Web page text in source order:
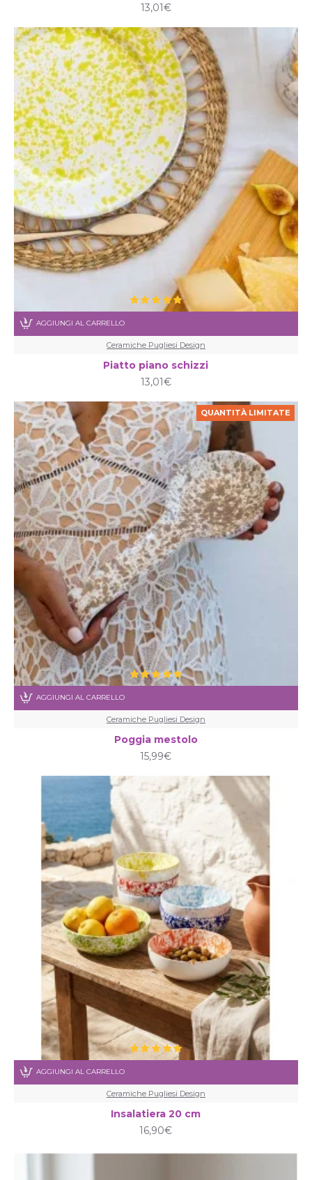
13,01€
Ceramiche Pugliesi Design
Piatto piano schizzi
13,01€
AGGIUNGI AL CARRELLO
QUANTITÀ LIMITATE
Ceramiche Pugliesi Design
Poggia mestolo
15,99€
AGGIUNGI AL CARRELLO
Ceramiche Pugliesi Design
Insalatiera 20 cm
16,90€
AGGIUNGI AL CARRELLO